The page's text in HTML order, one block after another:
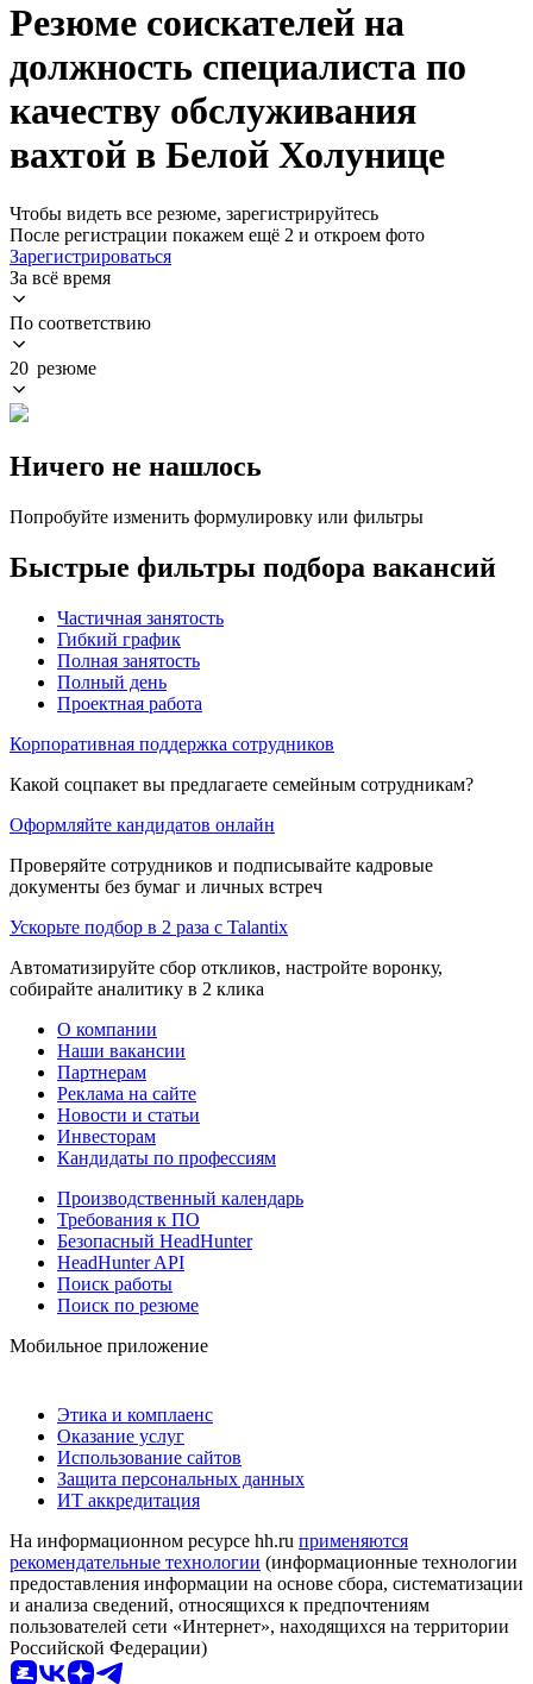
Резюме соискателей на
должность специалиста по
качеству обслуживания
вахтой в Белой Холунице
Чтобы видеть все резюме, зарегистрируйтесь
После регистрации покажем ещё 2 и откроем фото
Зарегистрироваться
За всё время
По соответствию
20 резюме
Ничего не нашлось
Попробуйте изменить формулировку или фильтры
Быстрые фильтры подбора вакансий
Частичная занятость
Гибкий график
Полная занятость
Полный день
Проектная работа
Корпоративная поддержка сотрудников
Какой соцпакет вы предлагаете семейным сотрудникам?
Оформляйте кандидатов онлайн
Проверяйте сотрудников и подписывайте кадровые
документы без бумаг и личных встреч
Ускорьте подбор в 2 раза с Talantix
Автоматизируйте сбор откликов, настройте воронку,
собирайте аналитику в 2 клика
О компании
Наши вакансии
Партнерам
Реклама на сайте
Новости и статьи
Инвесторам
Кандидаты по профессиям
Производственный календарь
Требования к ПО
Безопасный HeadHunter
HeadHunter API
Поиск работы
Поиск по резюме
Мобильное приложение
Этика и комплаенс
Оказание услуг
Использование сайтов
Защита персональных данных
ИТ аккредитация
На информационном ресурсе hh.ru применяются
рекомендательные технологии (информационные технологии
предоставления информации на основе сбора, систематизации
и анализа сведений, относящихся к предпочтениям
пользователей сети «Интернет», находящихся на территории
Российской Федерации)